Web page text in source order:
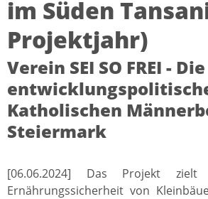
im Süden
Projektjahr)
Verein SEI SO FREI - Die
Katholischen
Steiermark
[06.06.2024] Das Projekt
Ernährungssicherheit von